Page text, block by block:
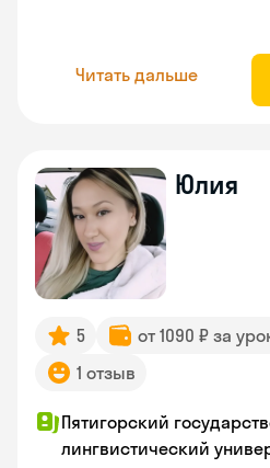
Читать дальше
Юлия
5 от 1090 ₽ за
1 отзыв
Пятигорский
лингвистический